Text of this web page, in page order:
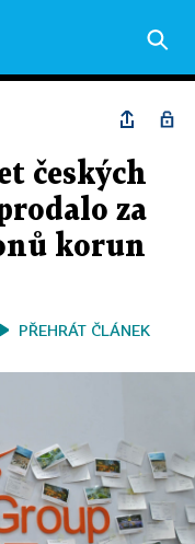
českých
za
korun
PŘEHRÁT ČLÁNEK